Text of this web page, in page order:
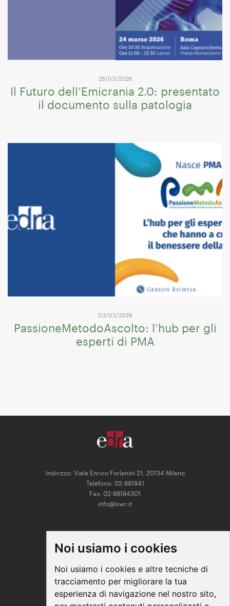
Noi usiamo i cookies
Noi usiamo i cookies e altre tecniche di
tracciamento per migliorare la tua
esperienza di navigazione nel nostro sito,
26/03/2026
Il Futuro dell’Emicrania 2.0: presentato
il documento sulla patologia
03/03/2026
PassioneMetodoAscolto: l’hub per gli
esperti di PMA
Indirizzo: Viale Enrico Forlanini 21, 20134 Milano
Telefono: 02-881841
Fax: 02-88184301
info@lswr.it
Facebook
Youtube